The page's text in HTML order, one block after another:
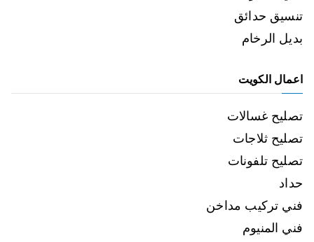
تنسيق حدائق
بديل الرخام
اعمال الكويت
تصليح غسالات
تصليح ثلاجات
تصليح تلفونات
حداد
فني تركيب مداخن
فني المنيوم